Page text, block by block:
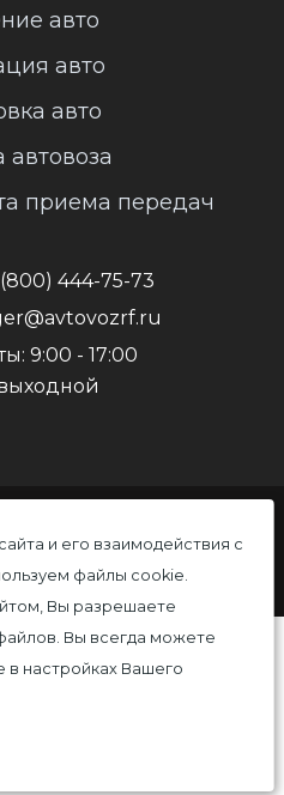
и его взаимодействия с
файлы cookie.
Вы разрешаете
Вы всегда можете
в настройках Вашего
авто
авто
авто
приема передач
444-75-73
9:00 - 17:00